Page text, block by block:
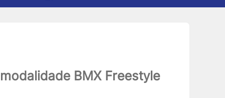
BMX Freestyle